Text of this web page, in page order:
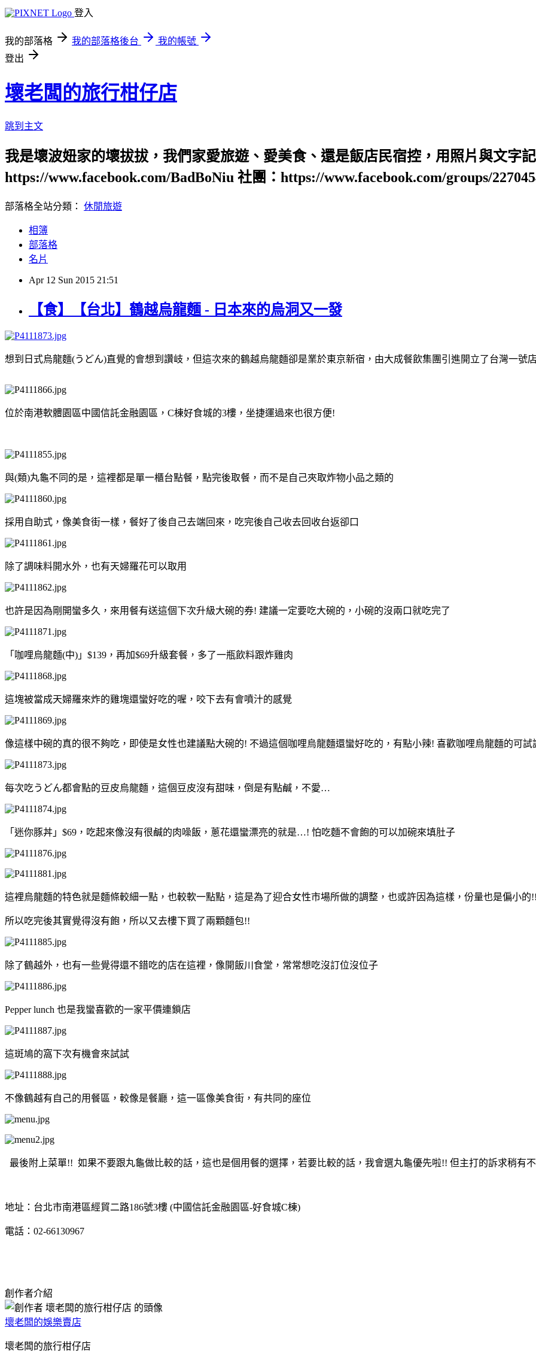
登入
我的部落格 我的部落格後台
我的帳號
登出
壞老闆的旅行柑仔店
跳到主文
我是壞波妞家的壞拔拔，我們家愛旅遊、愛美食、還是飯店民宿控，用照片與文字
https://www.facebook.com/BadBoNiu 社團：https://www.facebook.com/groups/
部落格全站分類： 休閒旅遊
相簿
部落格
名片
Apr 12 Sun 2015 21:51
【食】【台北】鶴越烏龍麵 - 日本來的烏洞又一發
想到日式烏龍麵(うどん)直覺的會想到讚岐，但這次來的鶴越烏龍麵卻是業於東京新宿，由大成餐飲集團引進開立了台灣一號
位於南港軟體園區中國信託金融園區，C棟好食城的3樓，坐捷運過來也很方便!
與(類)丸龜不同的是，這裡都是單一櫃台點餐，點完後取餐，而不是自己夾取炸物小品之類的
採用自助式，像美食街一樣，餐好了後自己去端回來，吃完後自己收去回收台返卻口
除了調味料開水外，也有天婦羅花可以取用
也許是因為剛開蠻多久，來用餐有送這個下次升級大碗的券! 建議一定要吃大碗的，小碗的沒兩口就吃完了
「咖哩烏龍麵(中)」$139，再加$69升級套餐，多了一瓶飲料跟炸雞肉
這塊被當成天婦羅來炸的雞塊還蠻好吃的喔，咬下去有會噴汁的感覺
像這樣中碗的真的很不夠吃，即使是女性也建議點大碗的! 不過這個咖哩烏龍麵還蠻好吃的，有點小辣! 喜歡咖哩烏龍麵的可試
每次吃うどん都會點的豆皮烏龍麵，這個豆皮沒有甜味，倒是有點鹹，不愛…
「迷你豚丼」$69，吃起來像沒有很鹹的肉噪飯，蔥花還蠻漂亮的就是…! 怕吃麵不會飽的可以加碗來填肚子
這裡烏龍麵的特色就是麵條較細一點，也較軟一點點，這是為了迎合女性市場所做的調整，也或許因為這樣，份量也是偏小的
所以吃完後其實覺得沒有飽，所以又去樓下買了兩顆麵包!!
除了鶴越外，也有一些覺得還不錯吃的店在這裡，像開飯川食堂，常常想吃沒訂位沒位子
Pepper lunch 也是我蠻喜歡的一家平價連鎖店
這斑鳩的窩下次有機會來試試
不像鶴越有自己的用餐區，較像是餐廳，這一區像美食街，有共同的座位
最後附上菜單!! 如果不要跟丸龜做比較的話，這也是個用餐的選擇，若要比較的話，我會選丸龜優先啦!! 但主打的訴求稍有
地址：台北市南港區經貿二路186號3樓 (中國信託金融園區-好食城C棟)
電話：02-66130967
創作者介紹
壞老闆的娛樂賣店
壞老闆的旅行柑仔店